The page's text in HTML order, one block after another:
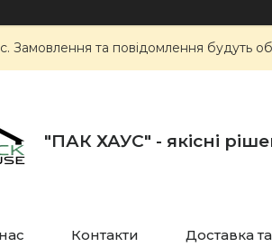
Замовлення та повідомлення будуть
"ПАК ХАУС" - якісні
Контакти Доставка